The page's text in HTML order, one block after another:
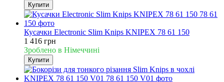
Купити
Кусачки Electronic Slim Knips KNIPEX 78 61 150
1 416 грн
Зроблено в Німеччині
Купити